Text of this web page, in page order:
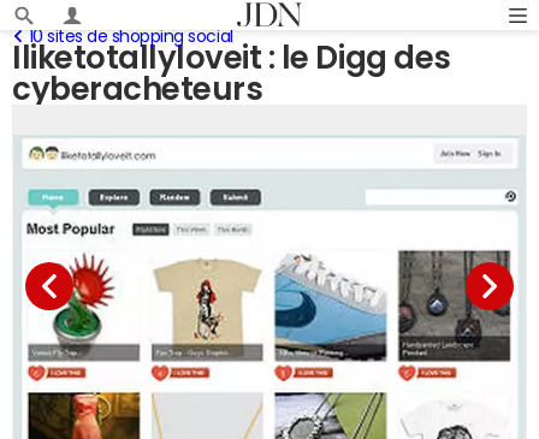
Iliketotallyloveit : le Digg des
cyberacheteurs
10 sites de shopping social